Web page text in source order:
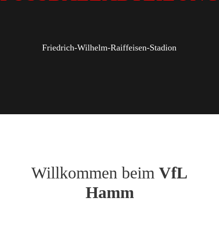
Friedrich-Wilhelm-Raiffeisen-Stadion
Willkommen beim VfL
Hamm